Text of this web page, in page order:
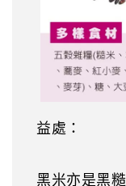
益處：
黑米亦是黑